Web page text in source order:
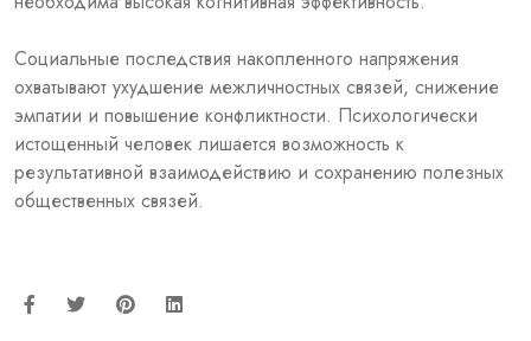
Социальные последствия накопленного напряжения
охватывают ухудшение межличностных связей, снижение
эмпатии и повышение конфликтности. Психологически
истощенный человек лишается возможность к
результативной взаимодействию и сохранению полезных
общественных связей.